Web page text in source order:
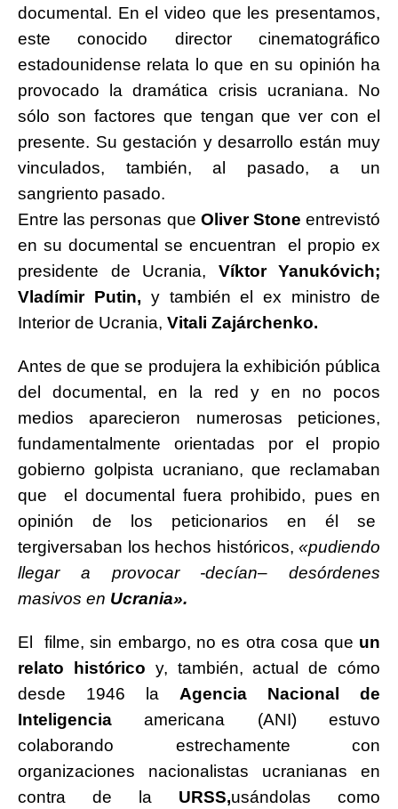
documental. En el video que les presentamos,
este conocido director cinematográfico
estadounidense relata lo que en su opinión ha
provocado la dramática crisis ucraniana. No
sólo son factores que tengan que ver con el
presente. Su gestación y desarrollo están muy
vinculados, también, al pasado, a un
sangriento pasado.
Entre las personas que Oliver Stone entrevistó
en su documental se encuentran el propio ex
presidente de Ucrania, Víktor Yanukóvich;
Vladímir Putin, y también el ex ministro de
Interior de Ucrania, Vitali Zajárchenko.
Antes de que se produjera la exhibición pública
del documental, en la red y en no pocos
medios aparecieron numerosas peticiones,
fundamentalmente orientadas por el propio
gobierno golpista ucraniano, que reclamaban
que el documental fuera prohibido, pues en
opinión de los peticionarios en él se
tergiversaban los hechos históricos, «pudiendo
llegar a provocar -decían– desórdenes
masivos en Ucrania».
El filme, sin embargo, no es otra cosa que un
relato histórico y, también, actual de cómo
desde 1946 la Agencia Nacional de
Inteligencia americana (ANI) estuvo
colaborando estrechamente con
organizaciones nacionalistas ucranianas en
contra de la URSS,usándolas como